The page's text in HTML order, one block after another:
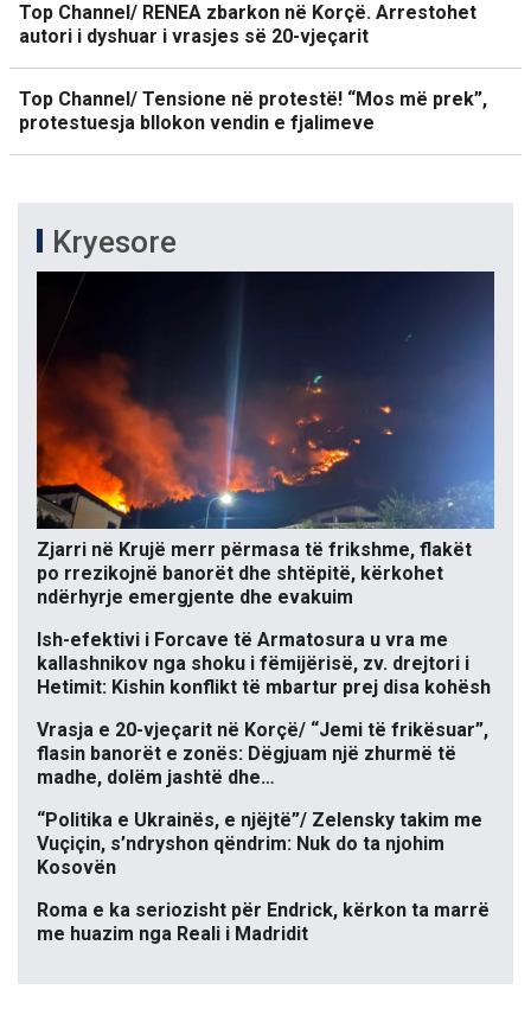
Top Channel/ RENEA zbarkon në Korçë. Arrestohet
autori i dyshuar i vrasjes së 20-vjeçarit
Top Channel/ Tensione në protestë! “Mos më prek”,
protestuesja bllokon vendin e fjalimeve
Kryesore
Zjarri në Krujë merr përmasa të frikshme, flakët
po rrezikojnë banorët dhe shtëpitë, kërkohet
ndërhyrje emergjente dhe evakuim
Ish-efektivi i Forcave të Armatosura u vra me
kallashnikov nga shoku i fëmijërisë, zv. drejtori i
Hetimit: Kishin konflikt të mbartur prej disa kohësh
Vrasja e 20-vjeçarit në Korçë/ “Jemi të frikësuar”,
flasin banorët e zonës: Dëgjuam një zhurmë të
madhe, dolëm jashtë dhe…
“Politika e Ukrainës, e njëjtë”/ Zelensky takim me
Vuçiçin, s’ndryshon qëndrim: Nuk do ta njohim
Kosovën
Roma e ka seriozisht për Endrick, kërkon ta marrë
me huazim nga Reali i Madridit